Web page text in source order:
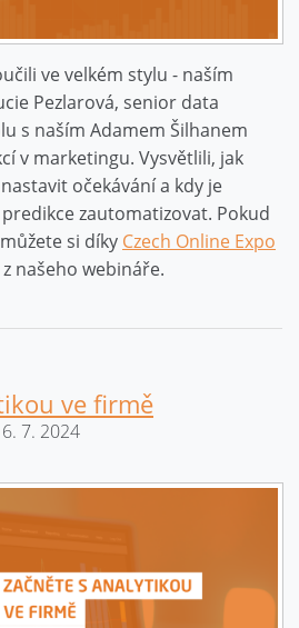
ve velkém stylu - naším
Pezlarová, senior data
s naším Adamem Šilhanem
v marketingu. Vysvětlili, jak
očekávání a kdy je
zautomatizovat. Pokud
si díky Czech Online Expo
našeho webináře.
ve firmě
7. 2024